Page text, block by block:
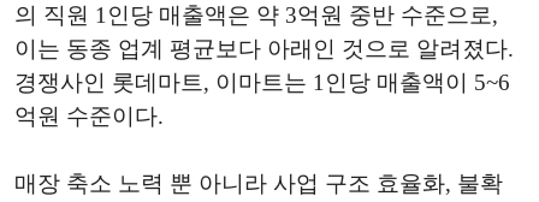
의 직원 1인당 매출액은 약 3억원 중반 수준으로,
이는 동종 업계 평균보다 아래인 것으로 알려졌다.
경쟁사인 롯데마트, 이마트는 1인당 매출액이 5~6
억원 수준이다.
매장 축소 노력 뿐 아니라 사업 구조 효율화, 불확